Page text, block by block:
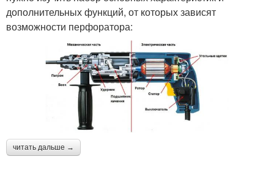
дополнительных функций, от которых зависят
возможности перфоратора:
читать дальше →